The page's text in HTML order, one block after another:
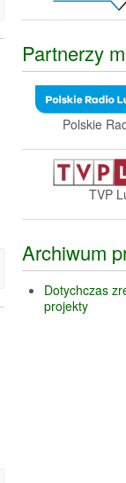
Partnerzy
Polskie
TVP
Archiwum
Dotychczas
projekty